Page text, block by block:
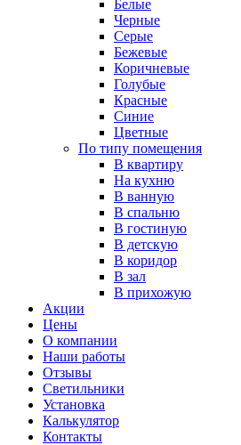
Белые
Черные
Серые
Бежевые
Коричневые
Голубые
Красные
Синие
Цветные
По типу помещения
В квартиру
На кухню
В ванную
В спальню
В гостиную
В детскую
В коридор
В зал
В прихожую
Акции
Цены
О компании
Наши работы
Отзывы
Светильники
Установка
Калькулятор
Контакты